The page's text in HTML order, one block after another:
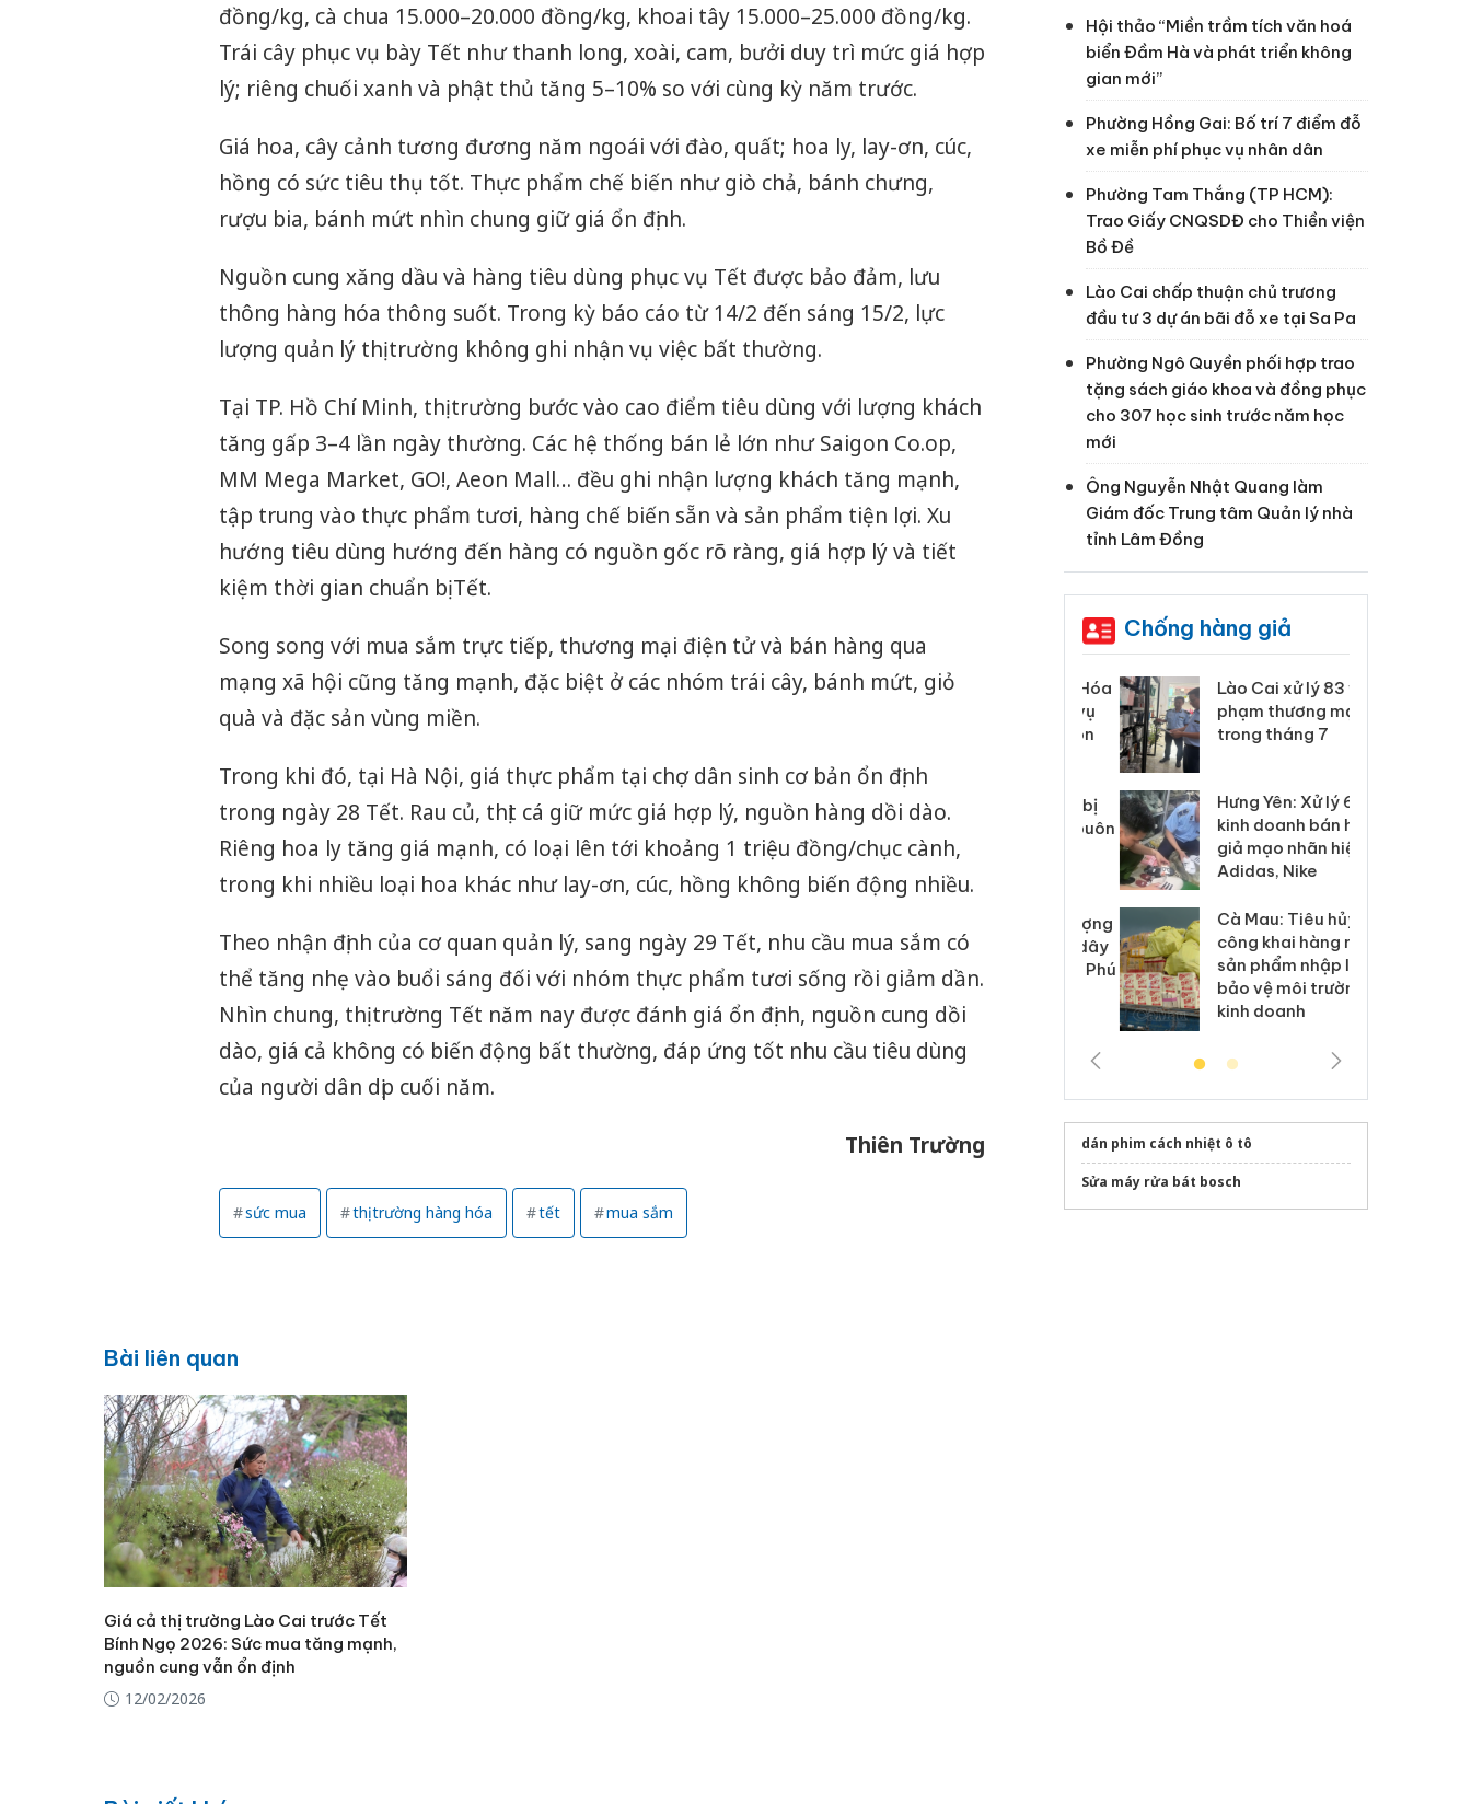
đồng/kg, cà chua 15.000–20.000 đồng/kg, khoai tây 15.000–25.000 đồng/kg.
Trái cây phục vụ bày Tết như thanh long, xoài, cam, bưởi duy trì mức giá hợp
lý; riêng chuối xanh và phật thủ tăng 5–10% so với cùng kỳ năm trước.
Giá hoa, cây cảnh tương đương năm ngoái với đào, quất; hoa ly, lay-ơn, cúc,
hồng có sức tiêu thụ tốt. Thực phẩm chế biến như giò chả, bánh chưng,
rượu bia, bánh mứt nhìn chung giữ giá ổn định.
Nguồn cung xăng dầu và hàng tiêu dùng phục vụ Tết được bảo đảm, lưu
thông hàng hóa thông suốt. Trong kỳ báo cáo từ 14/2 đến sáng 15/2, lực
lượng quản lý thị trường không ghi nhận vụ việc bất thường.
Tại TP. Hồ Chí Minh, thị trường bước vào cao điểm tiêu dùng với lượng khách
tăng gấp 3–4 lần ngày thường. Các hệ thống bán lẻ lớn như Saigon Co.op,
MM Mega Market, GO!, Aeon Mall… đều ghi nhận lượng khách tăng mạnh,
tập trung vào thực phẩm tươi, hàng chế biến sẵn và sản phẩm tiện lợi. Xu
hướng tiêu dùng hướng đến hàng có nguồn gốc rõ ràng, giá hợp lý và tiết
kiệm thời gian chuẩn bị Tết.
Song song với mua sắm trực tiếp, thương mại điện tử và bán hàng qua
mạng xã hội cũng tăng mạnh, đặc biệt ở các nhóm trái cây, bánh mứt, giỏ
quà và đặc sản vùng miền.
Trong khi đó, tại Hà Nội, giá thực phẩm tại chợ dân sinh cơ bản ổn định
trong ngày 28 Tết. Rau củ, thịt cá giữ mức giá hợp lý, nguồn hàng dồi dào.
Riêng hoa ly tăng giá mạnh, có loại lên tới khoảng 1 triệu đồng/chục cành,
trong khi nhiều loại hoa khác như lay-ơn, cúc, hồng không biến động nhiều.
Theo nhận định của cơ quan quản lý, sang ngày 29 Tết, nhu cầu mua sắm có
thể tăng nhẹ vào buổi sáng đối với nhóm thực phẩm tươi sống rồi giảm dần.
Nhìn chung, thị trường Tết năm nay được đánh giá ổn định, nguồn cung dồi
dào, giá cả không có biến động bất thường, đáp ứng tốt nhu cầu tiêu dùng
của người dân dịp cuối năm.
Thiên Trường
sức mua thị trường hàng hóa tết mua sắm
Bài liên quan
Giá cả thị trường Lào Cai trước Tết
Bính Ngọ 2026: Sức mua tăng mạnh,
nguồn cung vẫn ổn định
12/02/2026
Hội thảo “Miền trầm tích văn hoá
biển Đầm Hà và phát triển không
gian mới”
Phường Hồng Gai: Bố trí 7 điểm đỗ
xe miễn phí phục vụ nhân dân
Phường Tam Thắng (TP HCM):
Trao Giấy CNQSDĐ cho Thiền viện
Bồ Đề
Lào Cai chấp thuận chủ trương
đầu tư 3 dự án bãi đỗ xe tại Sa Pa
Phường Ngô Quyền phối hợp trao
tặng sách giáo khoa và đồng phục
cho 307 học sinh trước năm học
mới
Ông Nguyễn Nhật Quang làm
Giám đốc Trung tâm Quản lý nhà
tỉnh Lâm Đồng
Chống hàng giả
Công an Thanh Hóa
Thanh Hóa: Tìm bị
bán bình sữa
Moyuum giả
chủ mưu đường dây
bán hàng giả tại Phú
Quốc ra đầu thú
Lào Cai xử lý 83 vụ vi
phạm thương mại
trong tháng 7
Hưng Yên: Xử lý 6 hộ
kinh doanh bán hàng
giả mạo nhãn hiệu
Adidas, Nike
Cà Mau: Tiêu hủy
công khai hàng ngàn
sản phẩm nhập lậu,
bảo vệ môi trường
kinh doanh
dán phim cách nhiệt ô tô
Sửa máy rửa bát bosch